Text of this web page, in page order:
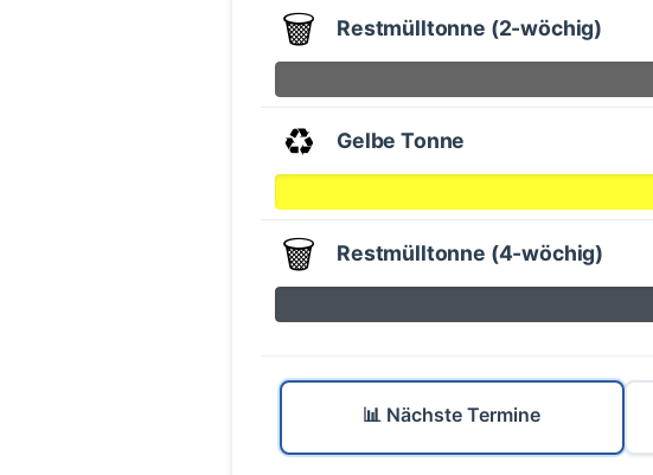
🗑️ Restmülltonne (2-wöchig)
♻️ Gelbe Tonne
🗑️ Restmülltonne (4-wöchig)
📊 Nächste Termine